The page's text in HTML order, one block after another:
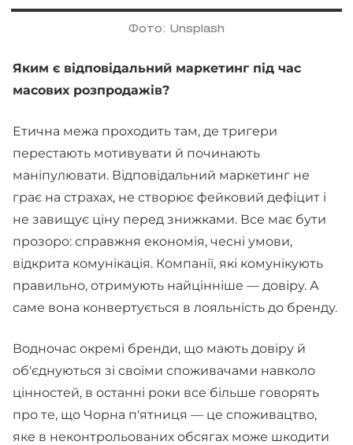
Фото: Unsplash
Яким є відповідальний маркетинг під час
масових розпродажів?
Етична межа проходить там, де тригери
перестають мотивувати й починають
маніпулювати. Відповідальний маркетинг не
грає на страхах, не створює фейковий дефіцит і
не завищує ціну перед знижками. Все має бути
прозоро: справжня економія, чесні умови,
відкрита комунікація. Компанії, які комунікують
правильно, отримують найцінніше — довіру. А
саме вона конвертується в лояльність до бренду.
Водночас окремі бренди, що мають довіру й
об'єднуються зі своїми споживачами навколо
цінностей, в останні роки все більше говорять
про те, що Чорна п'ятниця — це споживацтво,
яке в неконтрольованих обсягах може шкодити